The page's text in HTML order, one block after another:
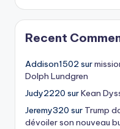
Recent
Addison1502 sur
Dolph Lundgren
Judy2220 surKean
Jeremy320 sur Trump
dévoiler son nouveau